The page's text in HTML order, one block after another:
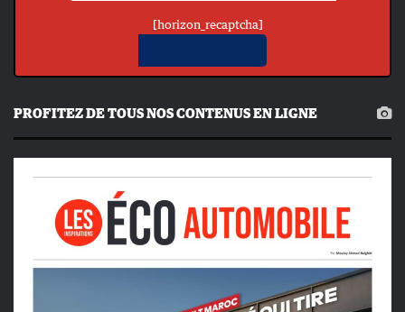
[horizon_recaptcha]
PROFITEZ DE TOUS NOS CONTENUS EN LIGNE